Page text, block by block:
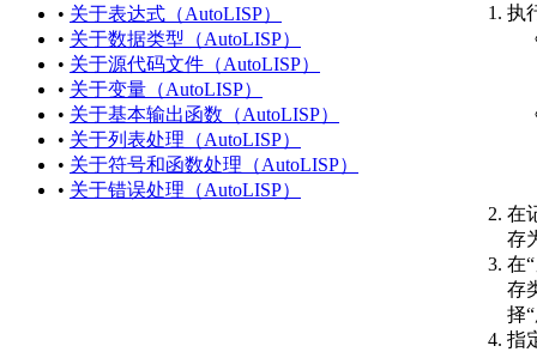
关于整数
（AutoLISP）
关于
Reals（AutoLISP）
关于字符串
（AutoLISP）
关于列表
（AutoLISP）
• 关于表达式（AutoLISP）
• 关于数据类型（AutoLISP）
• 关于源代码文件（AutoLISP）
• 关于变量（AutoLISP）
• 关于基本输出函数（AutoLISP）
• 关于列表处理（AutoLISP）
• 关于符号和函数处理（AutoLISP）
• 关于错误处理（AutoLISP）
执
在
存
在
存
择
指